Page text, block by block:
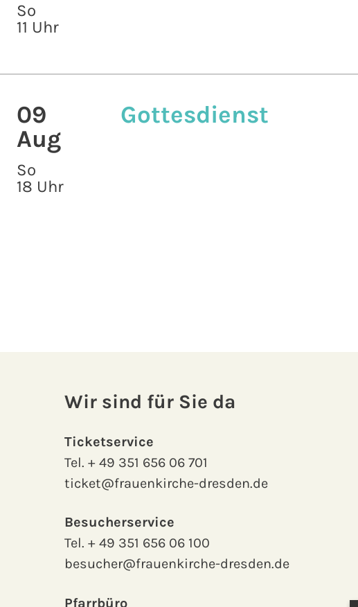
So
11 Uhr
09
Aug
So
18 Uhr
Gottesdienst
Wir sind für Sie da
Ticketservice
Tel.+ 49 351 656 06 701
ticket@frauenkirche-dresden.de
Besucherservice
Tel.+ 49 351 656 06 100
besucher@frauenkirche-dresden.de
Pfarrbüro